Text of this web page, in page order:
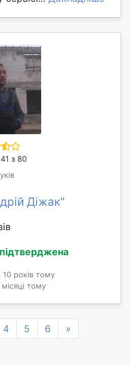
з 80
Діжак"
років тому
тому
4 5 6 »